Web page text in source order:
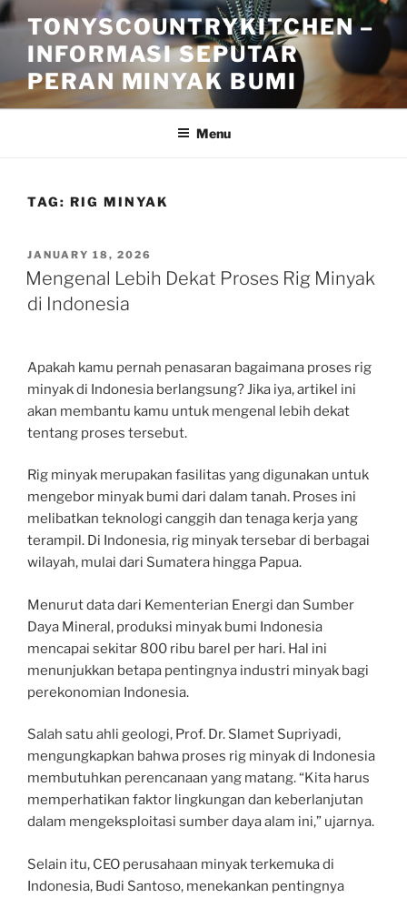
Skip
to
content
TONYSCOUNTRYKITCHEN –
INFORMASI SEPUTAR
PERAN MINYAK BUMI
Menu
TAG: RIG MINYAK
POSTED
ON
JANUARY 18, 2026
Mengenal Lebih Dekat Proses Rig Minyak
di Indonesia
Apakah kamu pernah penasaran bagaimana proses rig
minyak di Indonesia berlangsung? Jika iya, artikel ini
akan membantu kamu untuk mengenal lebih dekat
tentang proses tersebut.
Rig minyak merupakan fasilitas yang digunakan untuk
mengebor minyak bumi dari dalam tanah. Proses ini
melibatkan teknologi canggih dan tenaga kerja yang
terampil. Di Indonesia, rig minyak tersebar di berbagai
wilayah, mulai dari Sumatera hingga Papua.
Menurut data dari Kementerian Energi dan Sumber
Daya Mineral, produksi minyak bumi Indonesia
mencapai sekitar 800 ribu barel per hari. Hal ini
menunjukkan betapa pentingnya industri minyak bagi
perekonomian Indonesia.
Salah satu ahli geologi, Prof. Dr. Slamet Supriyadi,
mengungkapkan bahwa proses rig minyak di Indonesia
membutuhkan perencanaan yang matang. “Kita harus
memperhatikan faktor lingkungan dan keberlanjutan
dalam mengeksploitasi sumber daya alam ini,” ujarnya.
Selain itu, CEO perusahaan minyak terkemuka di
Indonesia, Budi Santoso, menekankan pentingnya